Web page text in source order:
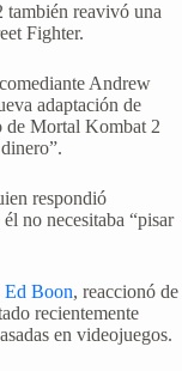
también reavivó una
Fighter.
Andrew
adaptación de
de Mortal Kombat 2
respondió
no necesitaba “pisar
Ed Boon, reaccionó de
recientemente
en videojuegos.